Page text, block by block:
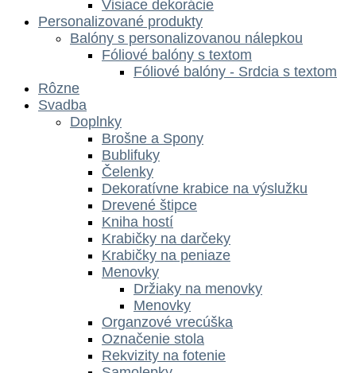
Visiace dekorácie
Personalizované produkty
Balóny s personalizovanou nálepkou
Fóliové balóny s textom
Fóliové balóny - Srdcia s textom
Rôzne
Svadba
Doplnky
Brošne a Spony
Bublifuky
Čelenky
Dekoratívne krabice na výslužku
Drevené štipce
Kniha hostí
Krabičky na darčeky
Krabičky na peniaze
Menovky
Držiaky na menovky
Menovky
Organzové vrecúška
Označenie stola
Rekvizity na fotenie